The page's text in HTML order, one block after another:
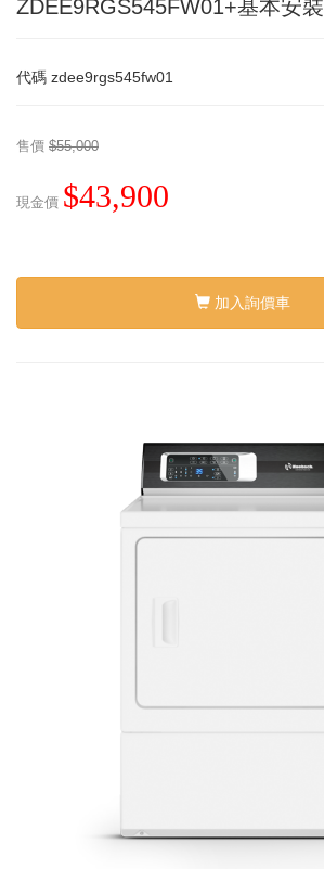
ZDEE9RGS545FW01+基本安裝
代碼 zdee9rgs545fw01
售價 $55,000
現金價 $43,900
加入詢價車